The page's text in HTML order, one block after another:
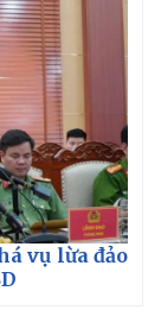
vụ lừa đảo